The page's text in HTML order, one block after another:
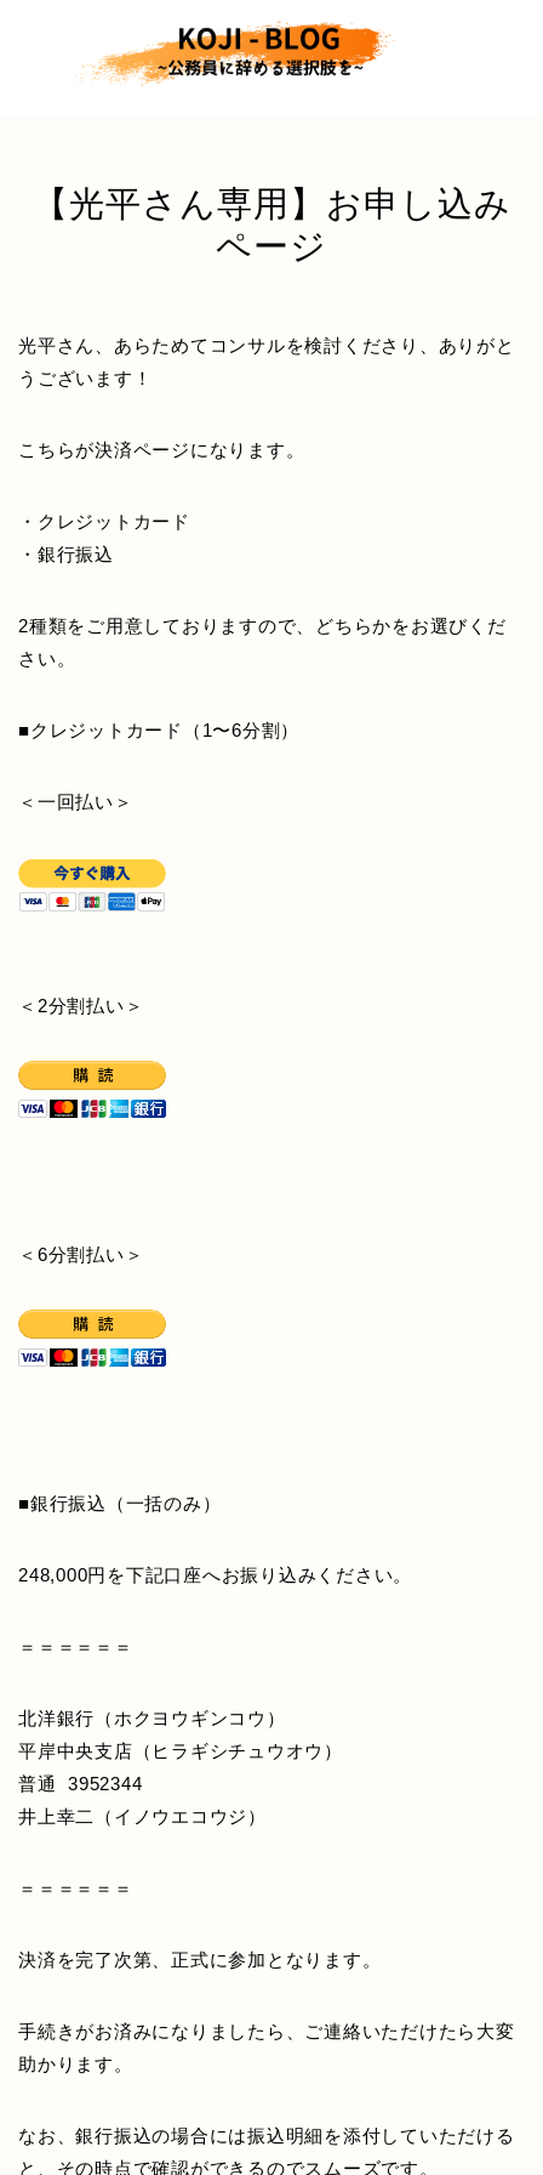
【光平さん専用】お申し込み
ページ
光平さん、あらためてコンサルを検討くださり、ありがと
うございます！
こちらが決済ページになります。
・クレジットカード
・銀行振込
2種類をご用意しておりますので、どちらかをお選びくだ
さい。
■クレジットカード（1〜6分割）
＜一回払い＞
＜2分割払い＞
＜6分割払い＞
■銀行振込（一括のみ）
248,000円を下記口座へお振り込みください。
＝＝＝＝＝＝
北洋銀行（ホクヨウギンコウ）
平岸中央支店（ヒラギシチュウオウ）
普通 3952344
井上幸二（イノウエコウジ）
＝＝＝＝＝＝
決済を完了次第、正式に参加となります。
手続きがお済みになりましたら、ご連絡いただけたら大変
助かります。
なお、銀行振込の場合には振込明細を添付していただける
と、その時点で確認ができるのでスムーズです。